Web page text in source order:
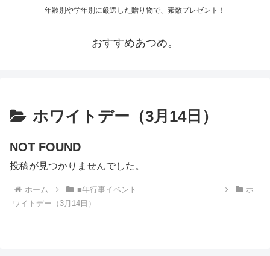
年齢別や学年別に厳選した贈り物で、素敵プレゼント！
おすすめあつめ。
ホワイトデー（3月14日）
NOT FOUND
投稿が見つかりませんでした。
ホーム ■年行事イベント ――――――――――
ホ
ワイトデー（3月14日）